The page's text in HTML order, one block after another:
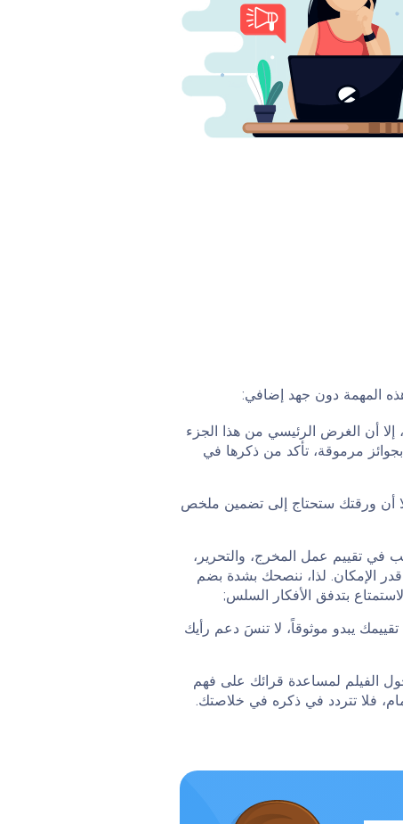
المهمة دون جهد إضافي:
أن الغرض الرئيسي من هذا الجزء
مرموقة، تأكد من ذكرها في
أن ورقتك ستحتاج إلى تضمين ملخص
في تقييم عمل المخرج، والتحرير،
قدر الإمكان. لذا، ننصحك بشدة بضم
بتدفق الأفكار السلس;
يبدو موثوقاً، لا تنسَ دعم رأيك
الفيلم لمساعدة قرائك على فهم
فلا تتردد في ذكره في خلاصتك.